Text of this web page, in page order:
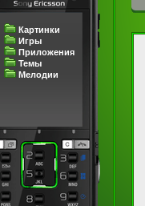
Картинки
Игры
Приложения
Темы
Мелодии